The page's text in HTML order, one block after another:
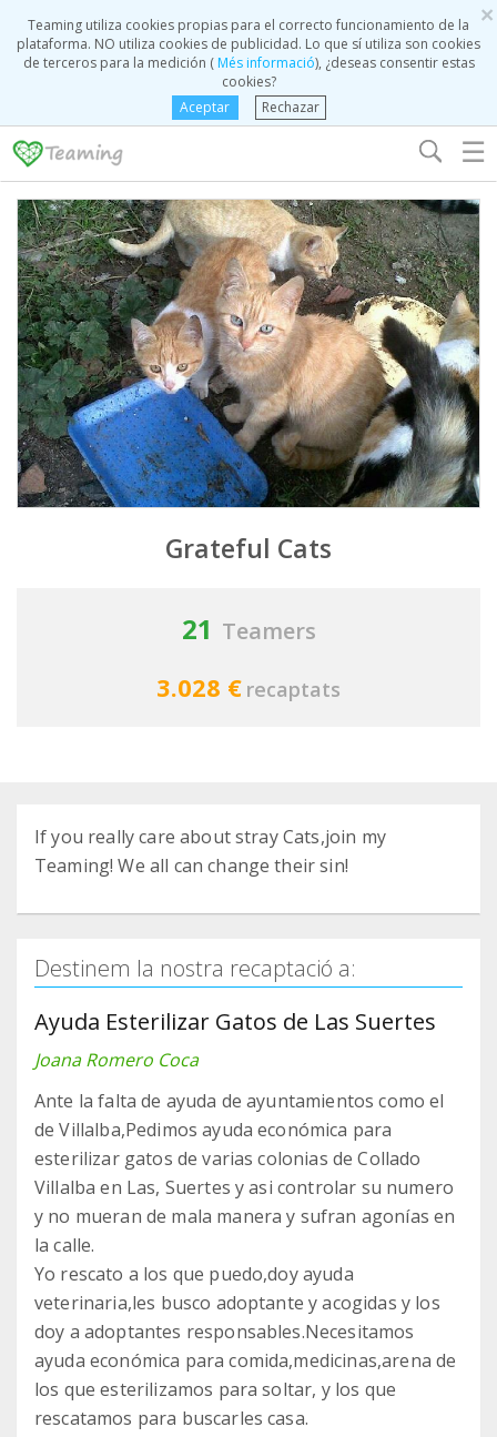
×
Teaming utiliza cookies propias para el correcto funcionamiento de la
plataforma. NO utiliza cookies de publicidad. Lo que sí utiliza son cookies
de terceros para la medición (Més informació), ¿deseas consentir estas
cookies?
Aceptar
Rechazar
☰
Grateful Cats
21 Teamers
3.028 € recaptats
If you really care about stray Cats,join my
Teaming! We all can change their sin!
Destinem la nostra recaptació a:
Ayuda Esterilizar Gatos de Las Suertes
Joana Romero Coca
Ante la falta de ayuda de ayuntamientos como el
de Villalba,Pedimos ayuda económica para
esterilizar gatos de varias colonias de Collado
Villalba en Las, Suertes y asi controlar su numero
y no mueran de mala manera y sufran agonías en
la calle.
Yo rescato a los que puedo,doy ayuda
veterinaria,les busco adoptante y acogidas y los
doy a adoptantes responsables.Necesitamos
ayuda económica para comida,medicinas,arena de
los que esterilizamos para soltar, y los que
rescatamos para buscarles casa.